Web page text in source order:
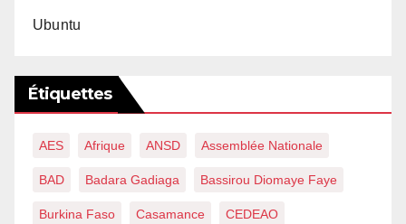
Ubuntu
Étiquettes
AES Afrique ANSD Assemblée Nationale
BAD Badara Gadiaga Bassirou Diomaye Faye
Burkina Faso Casamance CEDEAO